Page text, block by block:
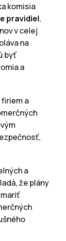
komisia
pravidiel,
v celej
na
byť
a
a
a
že plány